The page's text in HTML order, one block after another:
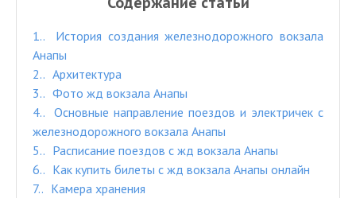
1.
История создания железнодорожного вокзала
Анапы
2.
Архитектура
3.
Фото жд вокзала Анапы
4.
Основные направление поездов и электричек с
железнодорожного вокзала Анапы
5.
Расписание поездов с жд вокзала Анапы
6.
Как купить билеты с жд вокзала Анапы онлайн
7.
Камера хранения